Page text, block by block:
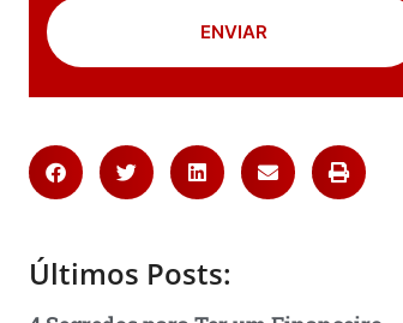
ENVIAR
Últimos Posts: